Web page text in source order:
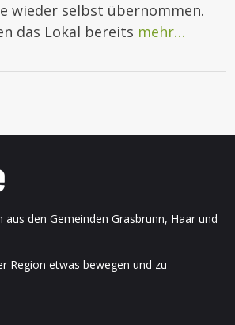
wieder selbst übernommen.
das Lokal bereits mehr…
den Gemeinden Grasbrunn, Haar und
Region etwas bewegen und zu